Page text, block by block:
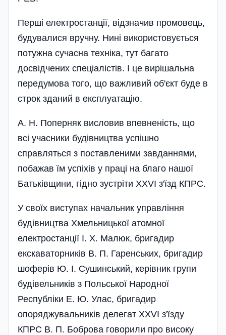
Перші електростанції, відзначив промовець,
будувалися вручну. Нині використовується
потужна сучасна техніка, тут багато
досвідчених спеціалістів. І це вирішальна
передумова того, що важливий об'єкт буде в
строк зданий в експлуатацію.
А. Н. Поперняк висловив впевненість, що
всі учасники будівництва успішно
справляться з поставленими завданнями,
побажав їм успіхів у праці на благо нашої
Батьківщини, гідно зустрі­ти XXVI з'їзд КПРС.
У своїх виступах начальник управління
будівництва Хмельницької атомної
електростанції І. X. Малюк, бригадир
екскаваторників В. П. Гаренських, бригадир
шоферів Ю. І. Сушинський, керівник групи
будівельників з Польської Народної
Республіки Е. Ю. Улас, бригадир
опоряджувальників делегат XXVI з'їзду
КПРС В. П. Боброва говорили про високу